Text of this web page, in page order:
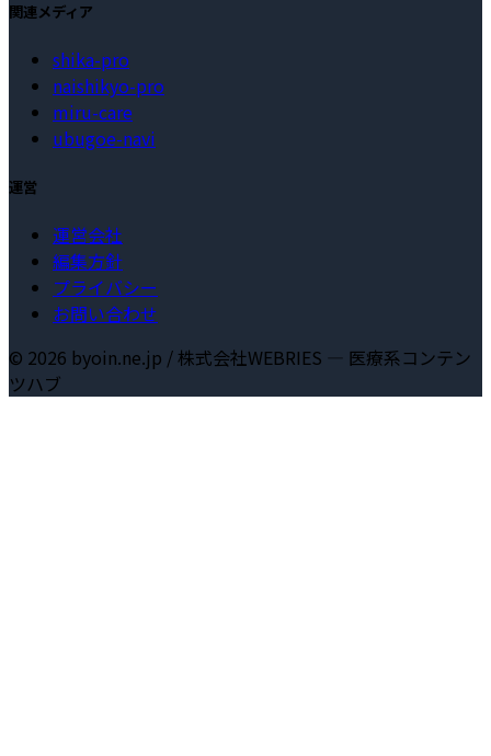
関連メディア
shika-pro
naishikyo-pro
miru-care
ubugoe-navi
運営
運営会社
編集方針
プライバシー
お問い合わせ
© 2026 byoin.ne.jp / 株式会社WEBRIES — 医療系コンテン
ツハブ